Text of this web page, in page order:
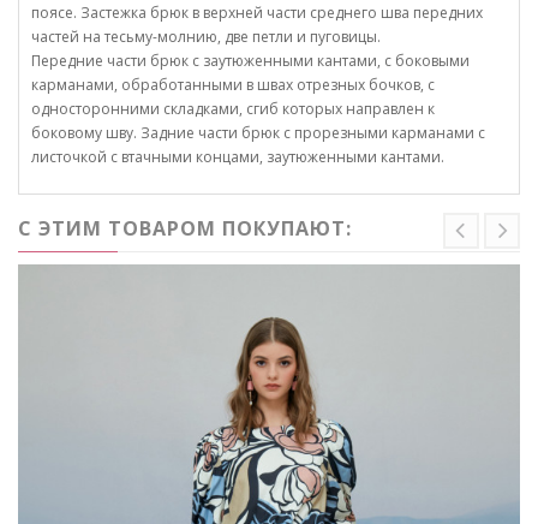
поясе. Застежка брюк в верхней части среднего шва передних
частей на тесьму-молнию, две петли и пуговицы.
Передние части брюк с заутюженными кантами, с боковыми
карманами, обработанными в швах отрезных бочков, с
односторонними складками, сгиб которых направлен к
боковому шву. Задние части брюк с прорезными карманами с
листочкой с втачными концами, заутюженными кантами.
С ЭТИМ ТОВАРОМ ПОКУПАЮТ: